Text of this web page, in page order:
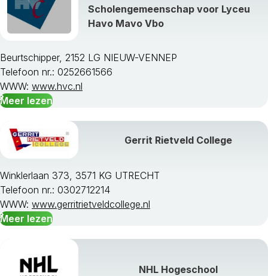
Scholengemeenschap voor Lyceu
Havo Mavo Vbo
Beurtschipper, 2152 LG NIEUW-VENNEP
Telefoon nr.: 0252661566
WWW: www.hvc.nl
Meer lezen
Gerrit Rietveld College
Winklerlaan 373, 3571 KG UTRECHT
Telefoon nr.: 0302712214
WWW: www.gerritrietveldcollege.nl
Meer lezen
NHL Hogeschool